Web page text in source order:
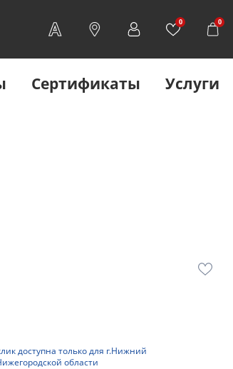
0 0
Сертификаты Услуги
доступна только для г.Нижний
области